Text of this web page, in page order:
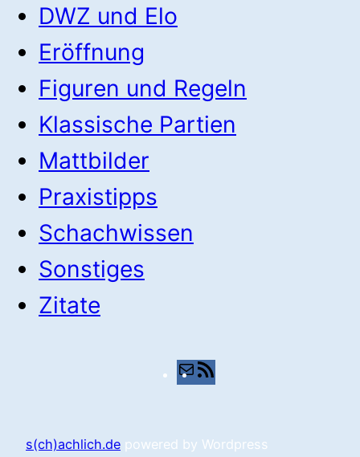
DWZ und Elo
Eröffnung
Figuren und Regeln
Klassische Partien
Mattbilder
Praxistipps
Schachwissen
Sonstiges
Zitate
E-
MailFeed
s(ch)achlich.de powered by Wordpress